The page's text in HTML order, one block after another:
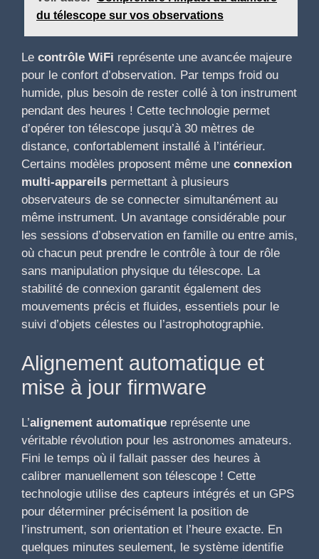
du télescope sur vos observations
Le contrôle WiFi représente une avancée majeure
pour le confort d’observation. Par temps froid ou
humide, plus besoin de rester collé à ton instrument
pendant des heures ! Cette technologie permet
d’opérer ton télescope jusqu’à 30 mètres de
distance, confortablement installé à l’intérieur.
Certains modèles proposent même une connexion
multi-appareils permettant à plusieurs
observateurs de se connecter simultanément au
même instrument. Un avantage considérable pour
les sessions d’observation en famille ou entre amis,
où chacun peut prendre le contrôle à tour de rôle
sans manipulation physique du télescope. La
stabilité de connexion garantit également des
mouvements précis et fluides, essentiels pour le
suivi d’objets célestes ou l’astrophotographie.
Alignement automatique et
mise à jour firmware
L’alignement automatique représente une
véritable révolution pour les astronomes amateurs.
Fini le temps où il fallait passer des heures à
calibrer manuellement son télescope ! Cette
technologie utilise des capteurs intégrés et un GPS
pour déterminer précisément la position de
l’instrument, son orientation et l’heure exacte. En
quelques minutes seulement, le système identifie